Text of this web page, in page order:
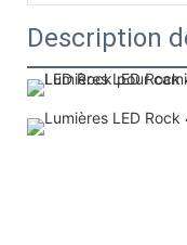
Description